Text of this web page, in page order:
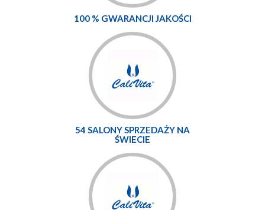
100 % GWARANCJI JAKOŚCI
54 SALONY SPRZEDAŻY NA
ŚWIECIE